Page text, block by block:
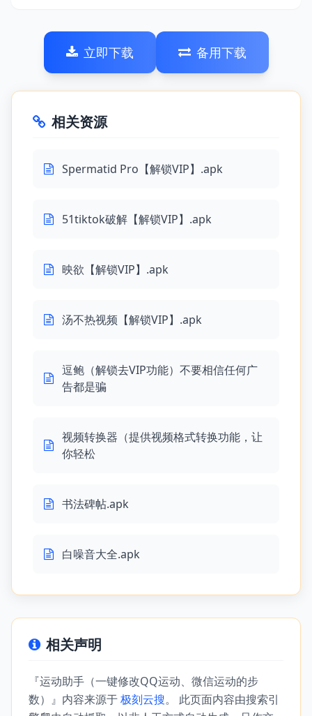
立即下载 备用下载
相关资源
Spermatid Pro【解锁VIP】.apk
51tiktok破解【解锁VIP】.apk
映欲【解锁VIP】.apk
汤不热视频【解锁VIP】.apk
逗鲍（解锁去VIP功能）不要相信任何广
告都是骗
视频转换器（提供视频格式转换功能，让
你轻松
书法碑帖.apk
白噪音大全.apk
相关声明
『运动助手（一键修改QQ运动、微信运动的步
数）』内容来源于极刻云搜。 此页面内容由搜索引